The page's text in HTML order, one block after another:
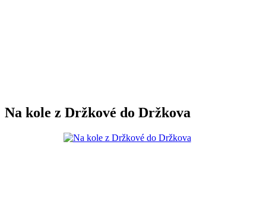
Na kole z Držkové do Držkova